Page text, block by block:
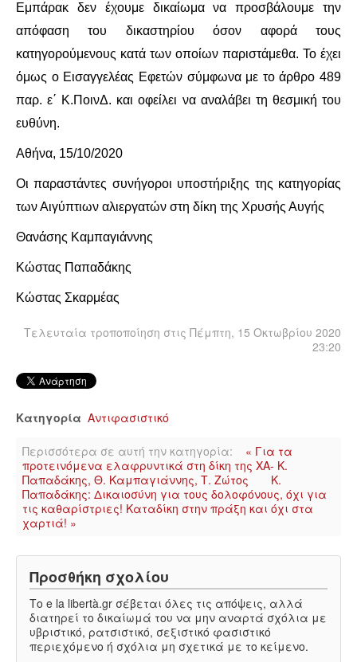
Εμπάρακ δεν έχουμε δικαίωμα να προσβάλουμε την
απόφαση του δικαστηρίου όσον αφορά τους
κατηγορούμενους κατά των οποίων παριστάμεθα. Το έχει
όμως ο Εισαγγελέας Εφετών σύμφωνα με το άρθρο 489
παρ. ε΄ Κ.ΠοινΔ. και οφείλει να αναλάβει τη θεσμική του
ευθύνη.
Αθήνα, 15/10/2020
Οι παραστάντες συνήγοροι υποστήριξης της κατηγορίας
των Αιγύπτιων αλιεργατών στη δίκη της Χρυσής Αυγής
Θανάσης Καμπαγιάννης
Κώστας Παπαδάκης
Κώστας Σκαρμέας
Τελευταία τροποποίηση στις Πέμπτη, 15 Οκτωβρίου 2020
23:20
Κατηγορία Αντιφασιστικό
Περισσότερα σε αυτή την κατηγορία:
« Για τα
προτεινόμενα ελαφρυντικά στη δίκη της ΧΑ- Κ.
Παπαδάκης, Θ. Καμπαγιάννης, Τ. Ζώτος
Κ.
Παπαδάκης: Δικαιοσύνη για τους δολοφόνους, όχι για
τις καθαρίστριες! Καταδίκη στην πράξη και όχι στα
χαρτιά! »
Προσθήκη σχολίου
Το e la libertà.gr σέβεται όλες τις απόψεις, αλλά
διατηρεί το δικαίωμά του να μην αναρτά σχόλια με
υβριστικό, ρατσιστικό, σεξιστικό φασιστικό
περιεχόμενο ή σχόλια μη σχετικά με το κείμενο.